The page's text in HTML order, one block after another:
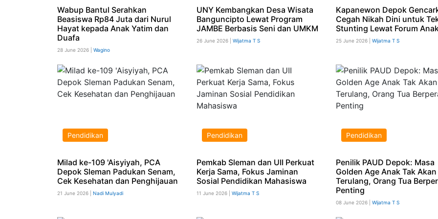
Wabup Bantul Serahkan
Beasiswa Rp84 Juta dari Nurul
Hayat kepada Anak Yatim dan
Duafa
28 June 2026 | Wagino
UNY Kembangkan Desa Wisata
Banguncipto Lewat Program
JAMBE Berbasis Seni dan UMKM
26 June 2026 | Wijatma T S
Kapanewon Depok
Cegah Nikah Dini untuk
Stunting Lewat Forum
25 June 2026 | Wijatma T S
Pendidikan
Milad ke-109 'Aisyiyah, PCA
Depok Sleman Padukan Senam,
Cek Kesehatan dan Penghijauan
21 June 2026 | Nadi Mulyadi
Pendidikan
Pemkab Sleman dan UII Perkuat
Kerja Sama, Fokus Jaminan
Sosial Pendidikan Mahasiswa
11 June 2026 | Wijatma T S
Pendidikan
Penilik PAUD Depok: Masa
Golden Age Anak Tak Akan
Terulang, Orang Tua
Penting
08 June 2026 | Wijatma T S